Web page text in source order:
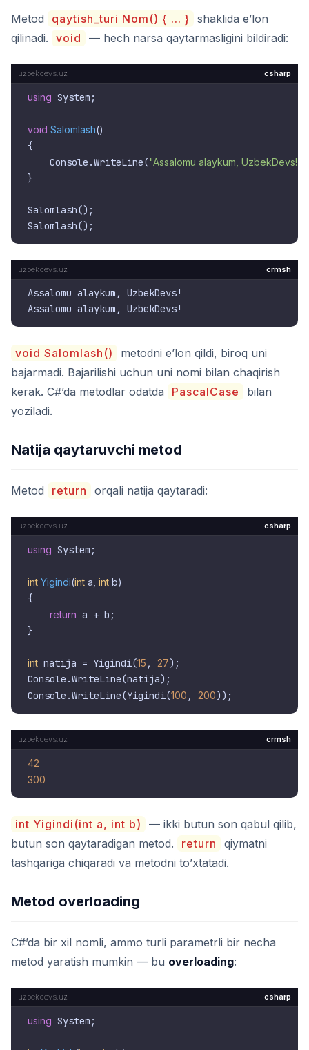
Metod qaytish_turi Nom() { ... }
shaklida e’lon
qilinadi. void — hech narsa qaytarmasligini bildiradi:
csharp
using System;
void Salomlash()
{
    Console.WriteLine(
"Assalomu alaykum, UzbekDevs!"
}
Salomlash();
crmsh
Assalomu alaykum, UzbekDevs!
void Salomlash()
metodni e’lon qildi, biroq uni
bajarmadi. Bajarilishi uchun uni nomi bilan chaqirish
kerak. C#’da metodlar odatda
PascalCase
bilan
yoziladi.
Natija qaytaruvchi metod
Metod return orqali natija qaytaradi:
csharp
using System;
int Yigindi(int a, int b)
{
return a + b;
}
int natija = Yigindi(15 , 27);
Console.WriteLine(natija);
Console.WriteLine(Yigindi(100 , 200
crmsh
42
300
int Yigindi(int a, int b)
— ikki butun son qabul qilib,
butun son qaytaradigan metod.
return
qiymatni
tashqariga chiqaradi va metodni to’xtatadi.
Metod overloading
C#’da bir xil nomli, ammo turli parametrli bir necha
metod yaratish mumkin — bu overloading:
csharp
using System;